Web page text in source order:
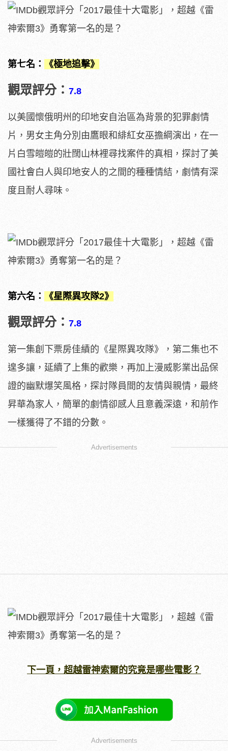
第七名： 《極地追擊》
觀眾評分： 7.8
以美國懷俄明州的印地安自治區為背景的犯罪劇情
片，男女主角分別由鷹眼和緋紅女巫擔綱演出，在一
片白雪皚皚的壯闊山林裡尋找案件的真相，探討了美
國社會白人與印地安人的之間的種種情結，劇情有深
度且耐人尋味。
第六名： 《星際異攻隊2》
觀眾評分： 7.8
第一集創下票房佳績的《星際異攻隊》，第二集也不
遑多讓，延續了上集的歡樂，再加上漫威影業出品保
證的幽默爆笑風格，探討隊員間的友情與親情，最終
昇華為家人，簡單的劇情卻感人且意義深遠，和前作
一樣獲得了不錯的分數。
Advertisements
下一頁，超越雷神索爾的究竟是哪些電影？
Advertisements